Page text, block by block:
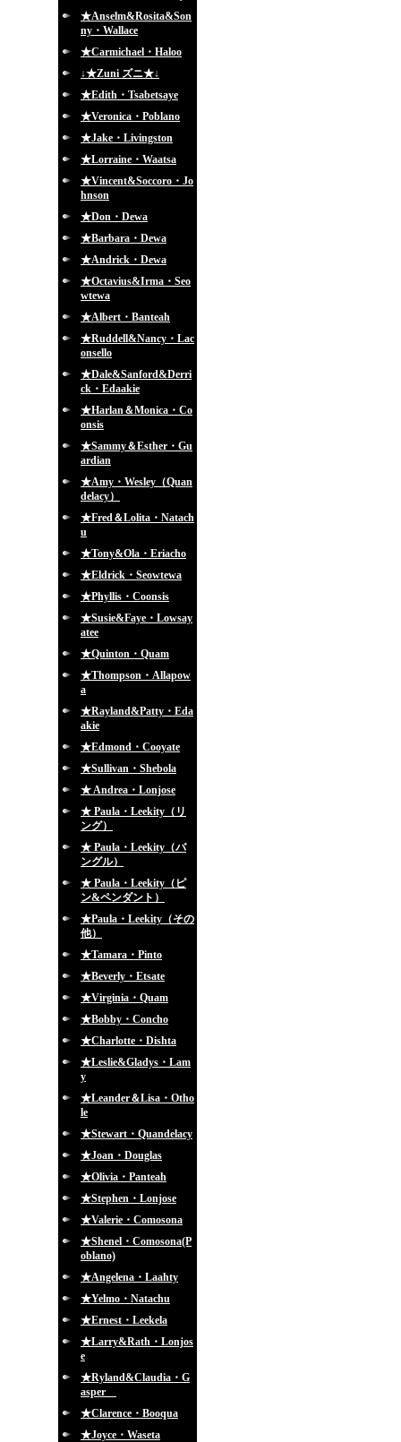
★Anselm&Rosita&Son
ny・Wallace
★Carmichael・Haloo
↓★Zuni ズニ★↓
★Edith・Tsabetsaye
★Veronica・Poblano
★Jake・Livingston
★Lorraine・Waatsa
★Vincent&Soccoro・Jo
hnson
★Don・Dewa
★Barbara・Dewa
★Andrick・Dewa
★Octavius&Irma・Seo
wtewa
★Albert・Banteah
★Ruddell&Nancy・Lac
onsello
★Dale&Sanford&Derri
ck・Edaakie
★Harlan＆Monica・Co
onsis
★Sammy＆Esther・Gu
ardian
★Amy・Wesley（Quan
delacy）
★Fred＆Lolita・Natach
u
★Tony&Ola・Eriacho
★Eldrick・Seowtewa
★Phyllis・Coonsis
★Susie&Faye・Lowsay
atee
★Quinton・Quam
★Thompson・Allapow
a
★Rayland&Patty・Eda
akie
★Edmond・Cooyate
★Sullivan・Shebola
★ Andrea・Lonjose
★ Paula・Leekity（リ
ング）
★ Paula・Leekity（バ
ングル）
★ Paula・Leekity（ピ
ン&ペンダント）
★Paula・Leekity（その
他）
★Tamara・Pinto
★Beverly・Etsate
★Virginia・Quam
★Bobby・Concho
★Charlotte・Dishta
★Leslie&Gladys・Lam
y
★Leander＆Lisa・Otho
le
★Stewart・Quandelacy
★Joan・Douglas
★Olivia・Panteah
★Stephen・Lonjose
★Valerie・Comosona
★Shenel・Comosona(P
oblano)
★Angelena・Laahty
★Yelmo・Natachu
★Ernest・Leekela
★Larry&Rath・Lonjos
e
★Ryland&Claudia・G
asper
★Clarence・Booqua
★Joyce・Waseta